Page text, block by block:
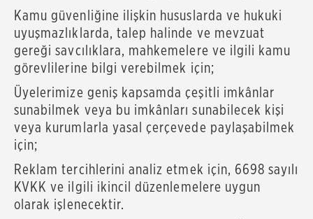
Kamu güvenliğine ilişkin hususlarda ve hukuki
uyuşmazlıklarda, talep halinde ve mevzuat
gereği savcılıklara, mahkemelere ve ilgili kamu
görevlilerine bilgi verebilmek için;
Üyelerimize geniş kapsamda çeşitli imkânlar
sunabilmek veya bu imkânları sunabilecek kişi
veya kurumlarla yasal çerçevede paylaşabilmek
için;
Reklam tercihlerini analiz etmek için, 6698 sayılı
KVKK ve ilgili ikincil düzenlemelere uygun
olarak işlenecektir.